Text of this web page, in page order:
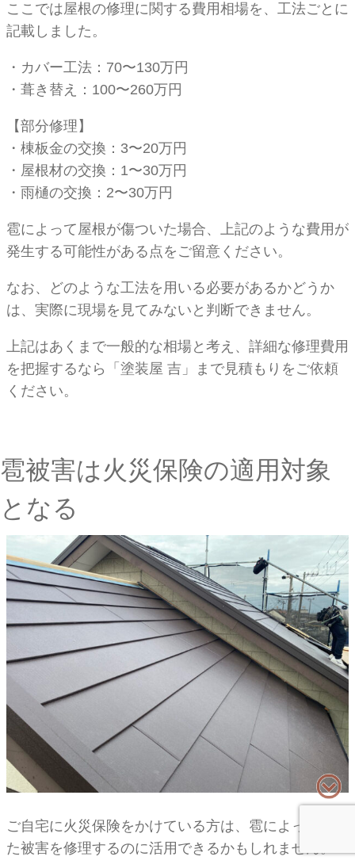
ここでは屋根の修理に関する費用相場を、工法ごとに
記載しました。
・カバー工法：70〜130万円
・葺き替え：100〜260万円
【部分修理】
・棟板金の交換：3〜20万円
・屋根材の交換：1〜30万円
・雨樋の交換：2〜30万円
雹によって屋根が傷ついた場合、上記のような費用が
発生する可能性がある点をご留意ください。
なお、どのような工法を用いる必要があるかどうか
は、実際に現場を見てみないと判断できません。
上記はあくまで一般的な相場と考え、詳細な修理費用
を把握するなら「塗装屋 吉」まで見積もりをご依頼
ください。
雹被害は火災保険の適用対象
となる
ご自宅に火災保険をかけている方は、雹によって受け
た被害を修理するのに活用できるかもしれません。